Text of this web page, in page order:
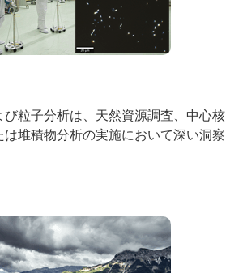
粒子分析は、天然資源調査、中心核
堆積物分析の実施において深い洞察